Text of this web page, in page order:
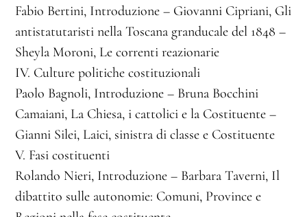
Fabio Bertini, Introduzione – Giovanni Cipriani, Gli
antistatutaristi nella Toscana granducale del 1848 –
Sheyla Moroni, Le correnti reazionarie
IV. Culture politiche costituzionali
Paolo Bagnoli, Introduzione – Bruna Bocchini
Camaiani, La Chiesa, i cattolici e la Costituente –
Gianni Silei, Laici, sinistra di classe e Costituente
V. Fasi costituenti
Rolando Nieri, Introduzione – Barbara Taverni, Il
dibattito sulle autonomie: Comuni, Province e